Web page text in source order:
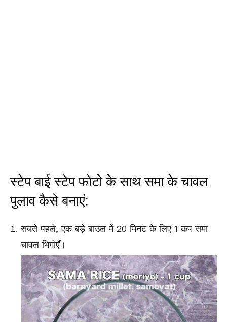
स्टेप बाई स्टेप फोटो के साथ समा के चावल
पुलाव कैसे बनाएं:
सबसे पहले, एक बड़े बाउल में 20 मिनट के लिए 1 कप समा
चावल भिगोएँ।